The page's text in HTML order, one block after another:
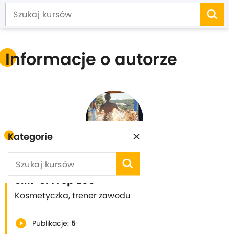
Kategorie
Informacje o autorze
Silk-SPA sp zoo
Kosmetyczka, trener zawodu
play_circle_filled Publikacje: 5